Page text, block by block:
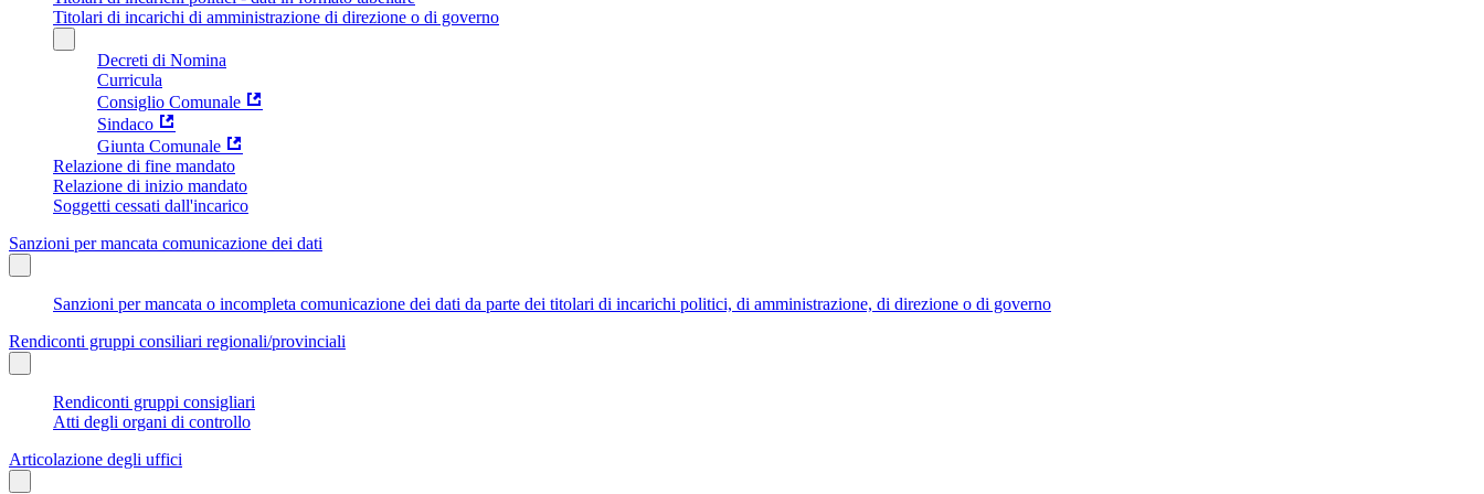
Titolari di incarichi di amministrazione di direzione o di governo
Decreti di Nomina
Curricula
Consiglio Comunale
Sindaco
Giunta Comunale
Relazione di fine mandato
Relazione di inizio mandato
Soggetti cessati dall'incarico
Sanzioni per mancata comunicazione dei dati
Sanzioni per mancata o incompleta comunicazione dei dati da parte dei titolari di incarichi politici, di amministrazione, di direzione o di governo
Rendiconti gruppi consiliari regionali/provinciali
Rendiconti gruppi consigliari
Atti degli organi di controllo
Articolazione degli uffici